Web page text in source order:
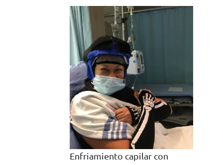
Enfriamiento capilar con